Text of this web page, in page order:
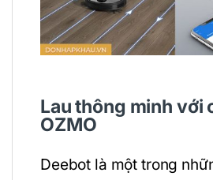
Lau thông minh với
OZMO
Deebot là một trong